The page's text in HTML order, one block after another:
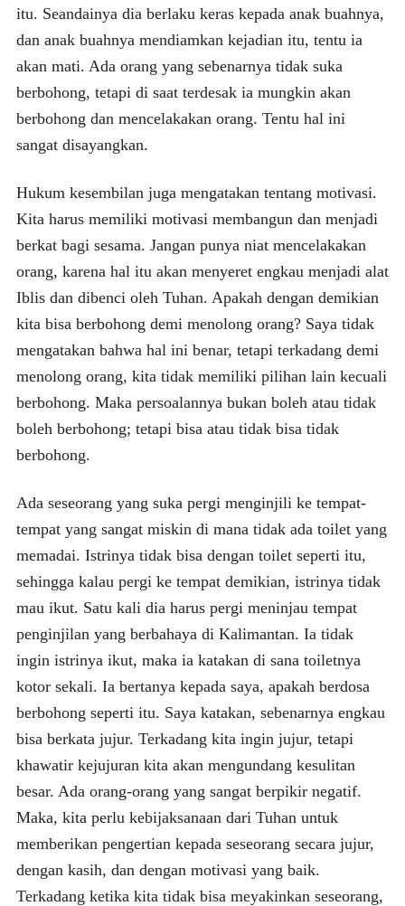
itu. Seandainya dia berlaku keras kepada anak buahnya,
dan anak buahnya mendiamkan kejadian itu, tentu ia
akan mati. Ada orang yang sebenarnya tidak suka
berbohong, tetapi di saat terdesak ia mungkin akan
berbohong dan mencelakakan orang. Tentu hal ini
sangat disayangkan.
Hukum kesembilan juga mengatakan tentang motivasi.
Kita harus memiliki motivasi membangun dan menjadi
berkat bagi sesama. Jangan punya niat mencelakakan
orang, karena hal itu akan menyeret engkau menjadi alat
Iblis dan dibenci oleh Tuhan. Apakah dengan demikian
kita bisa berbohong demi menolong orang? Saya tidak
mengatakan bahwa hal ini benar, tetapi terkadang demi
menolong orang, kita tidak memiliki pilihan lain kecuali
berbohong. Maka persoalannya bukan boleh atau tidak
boleh berbohong; tetapi bisa atau tidak bisa tidak
berbohong.
Ada seseorang yang suka pergi menginjili ke tempat-
tempat yang sangat miskin di mana tidak ada toilet yang
memadai. Istrinya tidak bisa dengan toilet seperti itu,
sehingga kalau pergi ke tempat demikian, istrinya tidak
mau ikut. Satu kali dia harus pergi meninjau tempat
penginjilan yang berbahaya di Kalimantan. Ia tidak
ingin istrinya ikut, maka ia katakan di sana toiletnya
kotor sekali. Ia bertanya kepada saya, apakah berdosa
berbohong seperti itu. Saya katakan, sebenarnya engkau
bisa berkata jujur. Terkadang kita ingin jujur, tetapi
khawatir kejujuran kita akan mengundang kesulitan
besar. Ada orang-orang yang sangat berpikir negatif.
Maka, kita perlu kebijaksanaan dari Tuhan untuk
memberikan pengertian kepada seseorang secara jujur,
dengan kasih, dan dengan motivasi yang baik.
Terkadang ketika kita tidak bisa meyakinkan seseorang,